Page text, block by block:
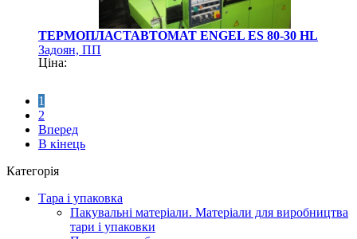
ТЕРМОПЛАСТАВТОМАТ ENGEL ES 80-30 HL
Задоян, ПП
Ціна:
1
2
Вперед
В кінець
Категорія
Тара і упаковка
Пакувальні матеріали. Матеріали для виробництва
тари і упаковки